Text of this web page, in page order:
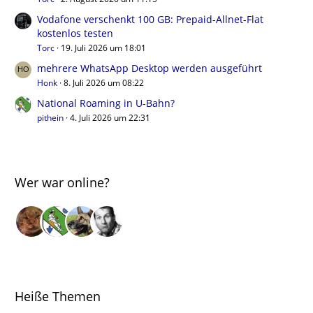
Vodafone verschenkt 100 GB: Prepaid-Allnet-Flat
kostenlos testen
Torc 19. Juli 2026 um 18:01
mehrere WhatsApp Desktop werden ausgeführt
Honk 8. Juli 2026 um 08:22
National Roaming in U-Bahn?
pithein 4. Juli 2026 um 22:31
Wer war online?
Heiße Themen